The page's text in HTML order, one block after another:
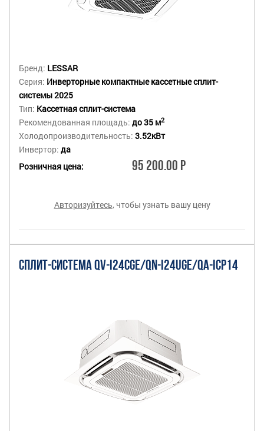
Бренд: LESSAR
Серия: Инверторные компактные кассетные сплит-
системы 2025
Тип: Кассетная сплит-система
Рекомендованная площадь: до 35 м2
Холодопроизводительность: 3.52кВт
Инвертор: да
Розничная цена:
95 200.00 Р
Авторизуйтесь, чтобы узнать вашу цену
СПЛИТ-СИСТЕМА QV-I24CGE/QN-I24UGE/QA-ICP14